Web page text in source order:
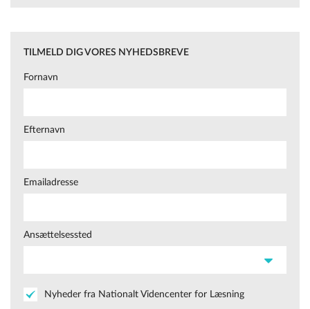
TILMELD DIG VORES NYHEDSBREVE
Fornavn
Efternavn
Emailadresse
Ansættelsessted
Nyheder fra Nationalt Videncenter for Læsning